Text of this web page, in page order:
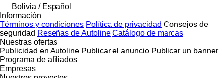
Bolivia / Español
Información
Términos y condiciones Política de privacidad Consejos de
seguridad Reseñas de Autoline Catálogo de marcas
Nuestras ofertas
Publicidad en Autoline Publicar el anuncio Publicar un banner
Programa de afiliados
Empresas